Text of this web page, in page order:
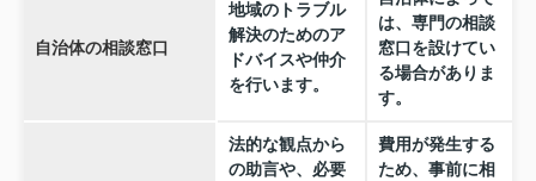
自治体の相談窓口
地域のトラブル
解決のためのア
ドバイスや仲介
を行います。
は、専門の相談
窓口を設けてい
る場合がありま
す。
法的な観点から
の助言や、必要
費用が発生する
ため、事前に相